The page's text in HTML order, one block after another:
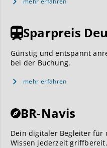
Sparpreis
Günstig und entspannt
bei der Buchung.
mehr erfahren
BR-Navis
Dein digitaler Begleiter für
Wissen jederzeit griffbereit.